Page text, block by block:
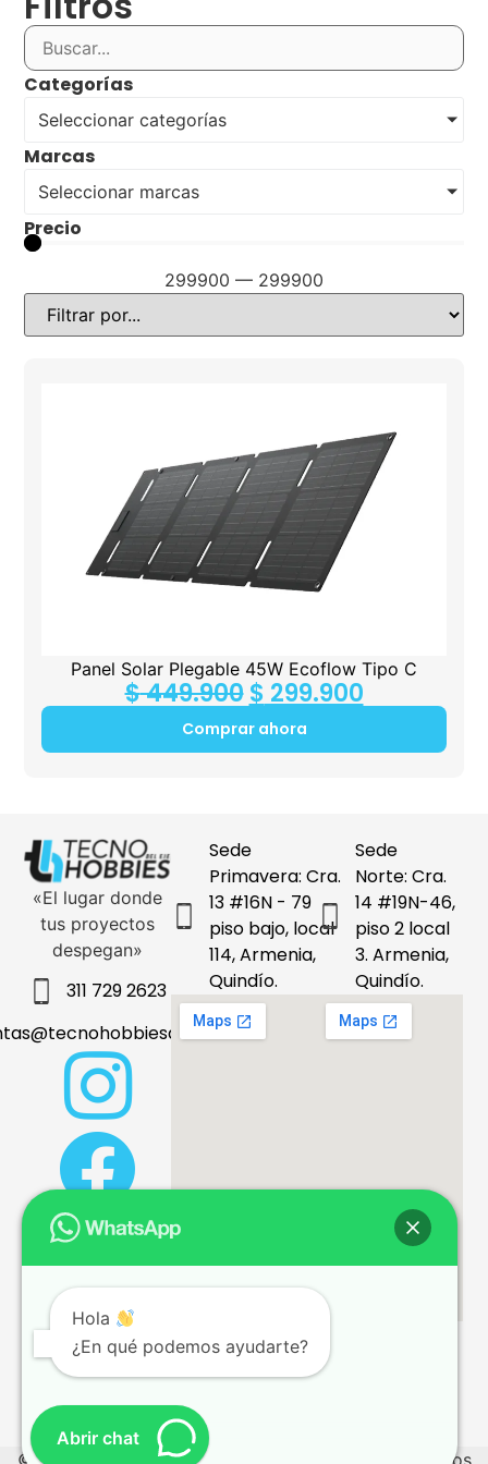
Categorías
Seleccionar categorías
Marcas
Seleccionar marcas
Precio
299900 — 299900
Panel Solar Plegable 45W Ecoflow Tipo C
$449.900 $ 299.900
Comprar ahora
«El lugar donde
tus proyectos
despegan»
311 729 2623
Sede
Primavera: Cra.
13 #16N - 79
piso bajo, local
114, Armenia,
Quindío.
Sede
Norte: Cra.
14 #19N-46,
piso 2 local
3. Armenia,
Quindío.
Términos y condiciones
Hola
¿En qué podemos ayudarte?
Abrir chat